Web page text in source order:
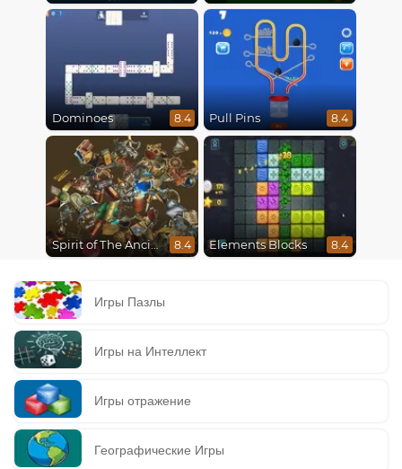
Dominoes 8.4 Pull Pins 8.4
Spirit of The Ancient Forest 8.4 Elements Blocks 8.4
Игры Пазлы
Игры на Интеллект
Игры отражение
Географические Игры